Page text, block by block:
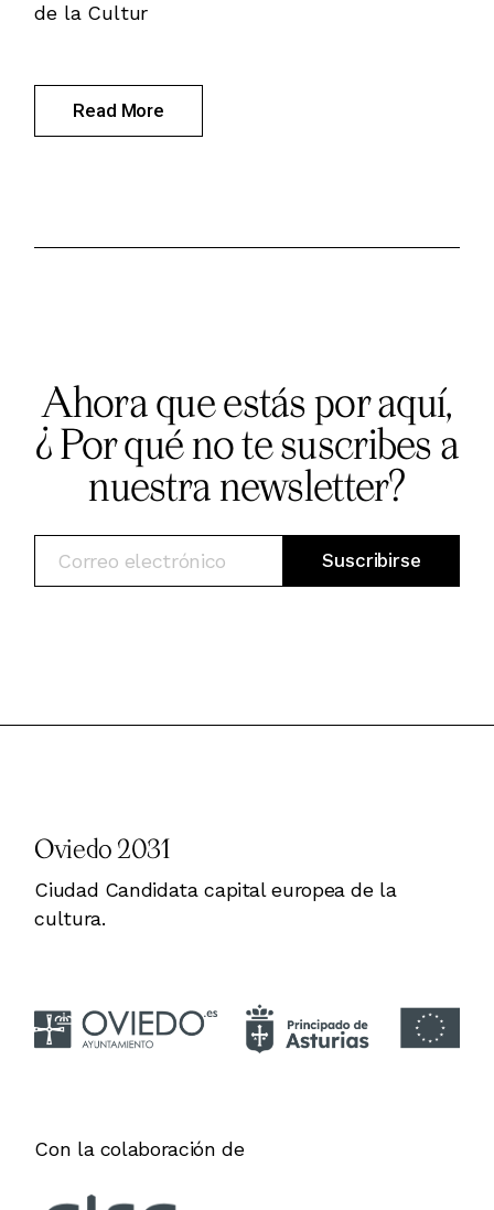
de la Cultur
Read More
Ahora que estás por aquí,
¿ Por qué no te suscribes a
nuestra newsletter?
Oviedo 2031
Ciudad Candidata capital europea de la
cultura.
Con la colaboración de